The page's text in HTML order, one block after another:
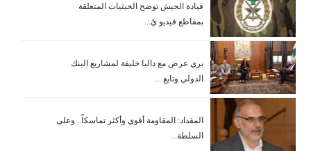
قيادة الجيش توضح الحيثيات المتعلقة
بمقاطع فيديو يُ...
بري عرض مع داليا خليفة لمشاريع البنك
الدولي وتابع ...
المقداد: المقاومة أقوى وأكثر تماسكاً.. وعلى
السلطة...